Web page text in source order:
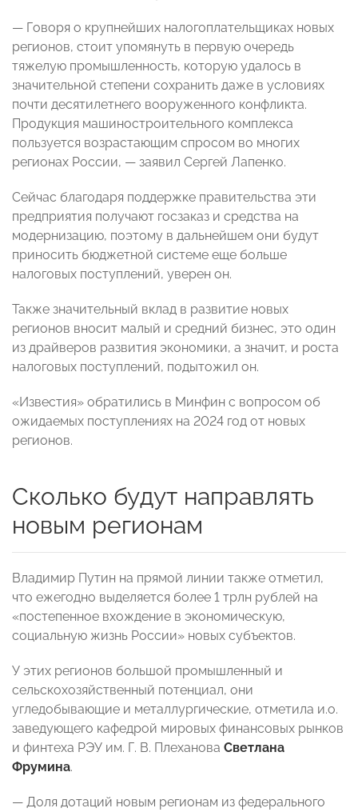
— Говоря о крупнейших налогоплательщиках новых
регионов, стоит упомянуть в первую очередь
тяжелую промышленность, которую удалось в
значительной степени сохранить даже в условиях
почти десятилетнего вооруженного конфликта.
Продукция машиностроительного комплекса
пользуется возрастающим спросом во многих
регионах России, — заявил Сергей Лапенко.
Сейчас благодаря поддержке правительства эти
предприятия получают госзаказ и средства на
модернизацию, поэтому в дальнейшем они будут
приносить бюджетной системе еще больше
налоговых поступлений, уверен он.
Также значительный вклад в развитие новых
регионов вносит малый и средний бизнес, это один
из драйверов развития экономики, а значит, и роста
налоговых поступлений, подытожил он.
«Известия» обратились в Минфин с вопросом об
ожидаемых поступлениях на 2024 год от новых
регионов.
Сколько будут направлять
новым регионам
Владимир Путин на прямой линии также отметил,
что ежегодно выделяется более 1 трлн рублей на
«постепенное вхождение в экономическую,
социальную жизнь России» новых субъектов.
У этих регионов большой промышленный и
сельскохозяйственный потенциал, они
угледобывающие и металлургические, отметила и.о.
заведующего кафедрой мировых финансовых рынков
и финтеха РЭУ им. Г. В. Плеханова Светлана
Фрумина.
— Доля дотаций новым регионам из федерального